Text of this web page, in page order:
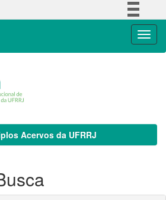
Acervos da UFRRJ